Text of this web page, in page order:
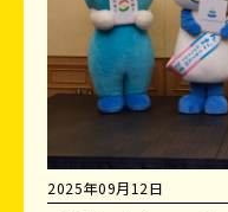
2025年09月12日